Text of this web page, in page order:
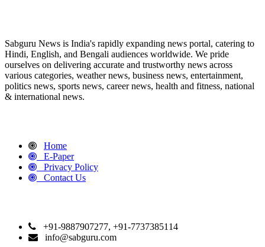
Sabguru News is India's rapidly expanding news portal, catering to
Hindi, English, and Bengali audiences worldwide. We pride
ourselves on delivering accurate and trustworthy news across
various categories, weather news, business news, entertainment,
politics news, sports news, career news, health and fitness, national
& international news.
Home
E-Paper
Privacy Policy
Contact Us
+91-9887907277, +91-7737385114
info@sabguru.com